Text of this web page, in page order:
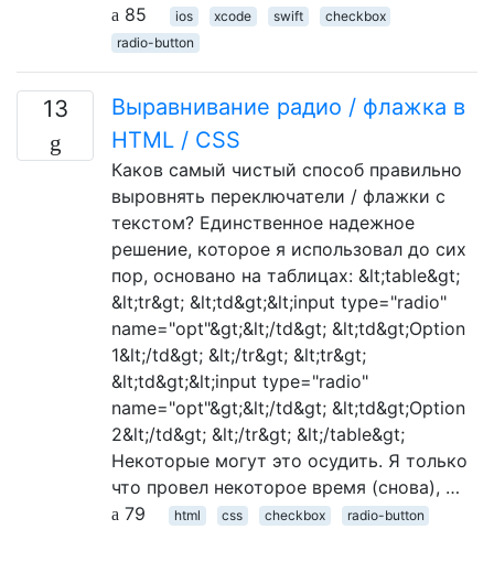
85
ios xcode swift
checkbox
radio-button
13
Выравнивание радио / флажка в
HTML / CSS
Каков самый чистый способ правильно
выровнять переключатели / флажки с
текстом? Единственное надежное
решение, которое я использовал до сих
пор, основано на таблицах: &lt;table&gt;
&lt;tr&gt; &lt;td&gt;&lt;input type="radio"
name="opt"&gt;&lt;/td&gt; &lt;td&gt;Option
1&lt;/td&gt; &lt;/tr&gt; &lt;tr&gt;
&lt;td&gt;&lt;input type="radio"
name="opt"&gt;&lt;/td&gt; &lt;td&gt;Option
2&lt;/td&gt; &lt;/tr&gt; &lt;/table&gt;
Некоторые могут это осудить. Я только
что провел некоторое время (снова), …
79
html css checkbox radio-button